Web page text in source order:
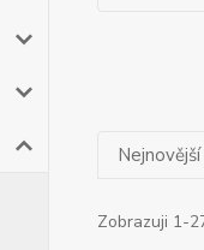
Nejnovější
Zobrazuji 1-